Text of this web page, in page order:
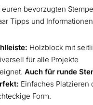
euren bevorzugten
Tipps und
Holzblock mit
für alle Projekte
Auch für runde
Einfaches Platzieren
Form.